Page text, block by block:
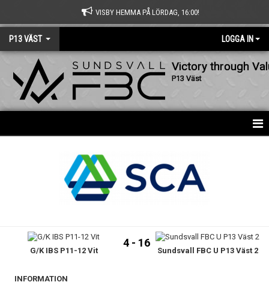
VISBY HEMMA PÅ LÖRDAG, 16:00!
P13 VÄST LOGGA IN
Victory through
P13 Väst
TRUPPEN
DOKUMENT
G/K IBS P11-12 Vit
4 - 16
Sundsvall FBC U P13 Väst 2
INFORMATION